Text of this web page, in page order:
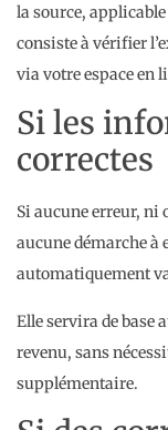
la source,
consiste à vérifier
via votre espace en
Si les
correctes
Si aucune erreur, ni
aucune démarche à
automatiquement
Elle servira de base
revenu, sans
supplémentaire.